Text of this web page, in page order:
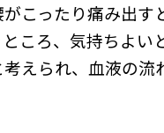
ったり痛み出す
ころ、気持ちよ
えられ、血液の